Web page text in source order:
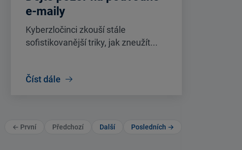
e-maily
Kyberzločinci zkouší stále
sofistikovanější triky, jak zneužít...
Číst dále
← První Předchozí Další Posledních →